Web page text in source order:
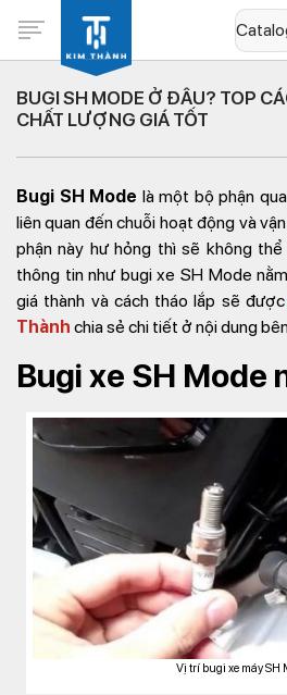
Không có sản phẩm nào
BUGI SH MODE Ở ĐÂU? TOP
CHẤT LƯỢNG GIÁ TỐT
Bugi SH Mode là một bộ phận
liên quan đến chuỗi hoạt động và
phận này hư hỏng thì sẽ không
thông tin như bugi xe SH Mode
giá thành và cách tháo lắp sẽ được
Thành chia sẻ chi tiết ở nội dung
Bugi xe SH Mode
Vị trí bugi xe máy SH